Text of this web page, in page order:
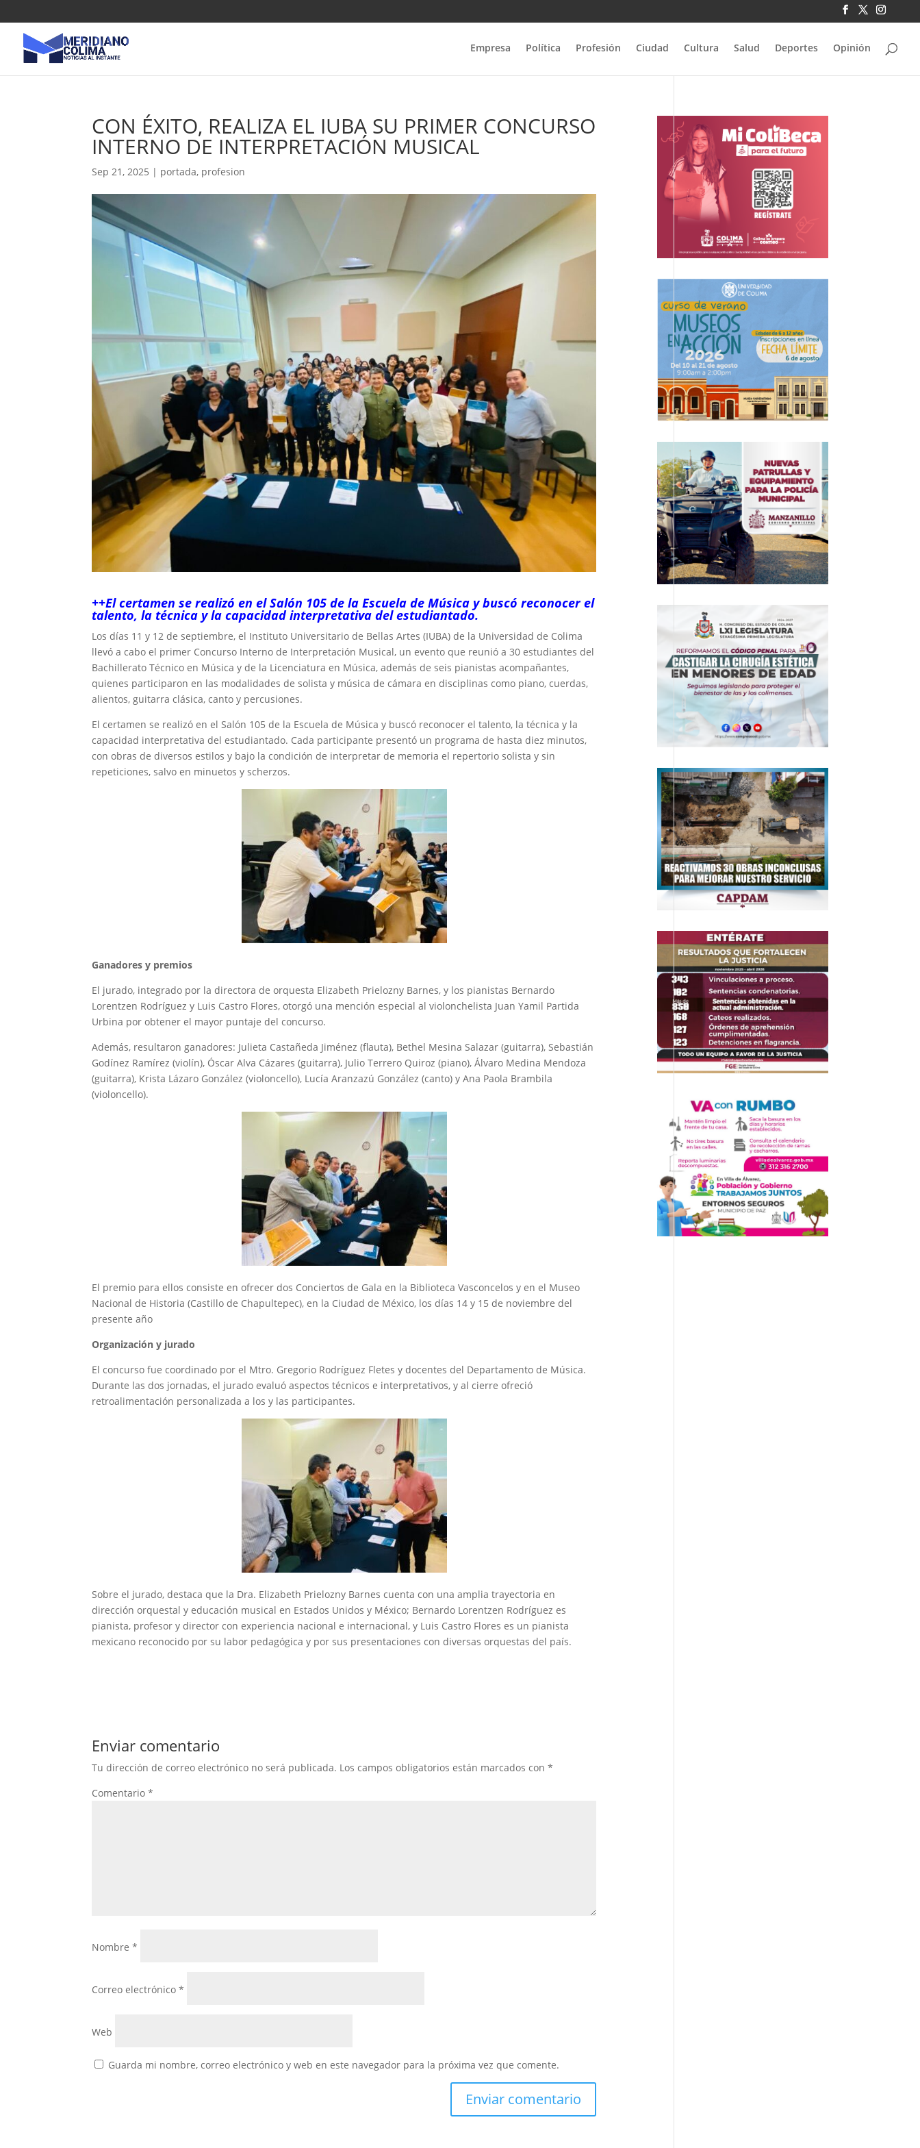
Empresa Política Profesión Ciudad Cultura Salud Deportes Opinión
CON ÉXITO, REALIZA EL IUBA SU PRIMER CONCURSO
INTERNO DE INTERPRETACIÓN MUSICAL
Sep 21, 2025 | portada, profesion
++El certamen se realizó en el Salón 105 de la Escuela de Música y buscó reconocer el
talento, la técnica y la capacidad interpretativa del estudiantado.
Los días 11 y 12 de septiembre, el Instituto Universitario de Bellas Artes (IUBA) de la Universidad de Colima
llevó a cabo el primer Concurso Interno de Interpretación Musical, un evento que reunió a 30 estudiantes del
Bachillerato Técnico en Música y de la Licenciatura en Música, además de seis pianistas acompañantes,
quienes participaron en las modalidades de solista y música de cámara en disciplinas como piano, cuerdas,
alientos, guitarra clásica, canto y percusiones.
El certamen se realizó en el Salón 105 de la Escuela de Música y buscó reconocer el talento, la técnica y la
capacidad interpretativa del estudiantado. Cada participante presentó un programa de hasta diez minutos,
con obras de diversos estilos y bajo la condición de interpretar de memoria el repertorio solista y sin
repeticiones, salvo en minuetos y scherzos.
Ganadores y premios
El jurado, integrado por la directora de orquesta Elizabeth Prielozny Barnes, y los pianistas Bernardo
Lorentzen Rodríguez y Luis Castro Flores, otorgó una mención especial al violonchelista Juan Yamil Partida
Urbina por obtener el mayor puntaje del concurso.
Además, resultaron ganadores: Julieta Castañeda Jiménez (flauta), Bethel Mesina Salazar (guitarra), Sebastián
Godínez Ramírez (violín), Óscar Alva Cázares (guitarra), Julio Terrero Quiroz (piano), Álvaro Medina Mendoza
(guitarra), Krista Lázaro González (violoncello), Lucía Aranzazú González (canto) y Ana Paola Brambila
(violoncello).
El premio para ellos consiste en ofrecer dos Conciertos de Gala en la Biblioteca Vasconcelos y en el Museo
Nacional de Historia (Castillo de Chapultepec), en la Ciudad de México, los días 14 y 15 de noviembre del
presente año
Organización y jurado
El concurso fue coordinado por el Mtro. Gregorio Rodríguez Fletes y docentes del Departamento de Música.
Durante las dos jornadas, el jurado evaluó aspectos técnicos e interpretativos, y al cierre ofreció
retroalimentación personalizada a los y las participantes.
Sobre el jurado, destaca que la Dra. Elizabeth Prielozny Barnes cuenta con una amplia trayectoria en
dirección orquestal y educación musical en Estados Unidos y México; Bernardo Lorentzen Rodríguez es
pianista, profesor y director con experiencia nacional e internacional, y Luis Castro Flores es un pianista
mexicano reconocido por su labor pedagógica y por sus presentaciones con diversas orquestas del país.
Enviar comentario
Tu dirección de correo electrónico no será publicada. Los campos obligatorios están marcados con*
Comentario*
Nombre*
Correo electrónico*
Web
Guarda mi nombre, correo electrónico y web en este navegador para la próxima vez que comente.